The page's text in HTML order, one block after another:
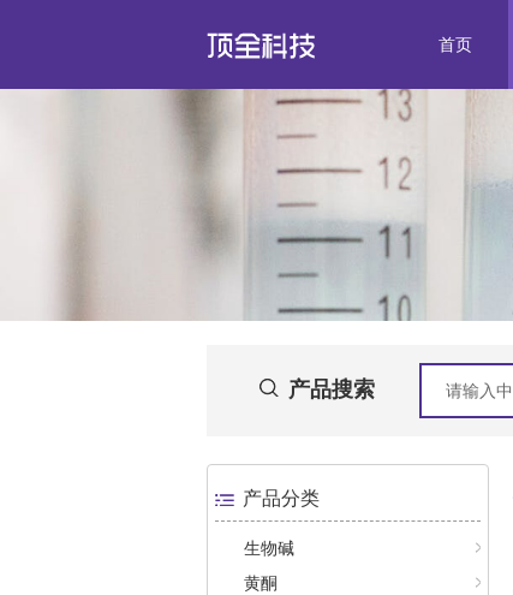
首页
产品搜索
产品分类
生物碱
黄酮